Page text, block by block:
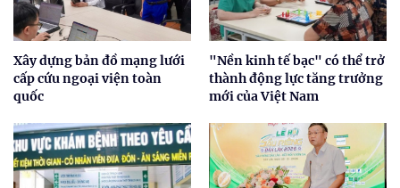
Xây dựng bản đồ mạng lưới
cấp cứu ngoại viện toàn
quốc
"Nền kinh tế bạc" có thể trở
thành động lực tăng trưởng
mới của Việt Nam